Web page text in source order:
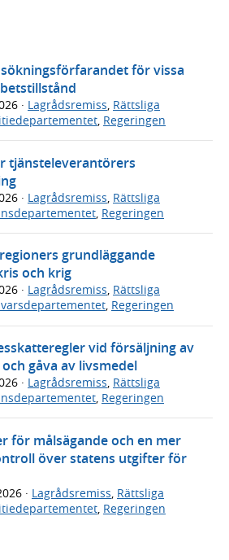
för vissa
· Lagrådsremiss, Rättsliga
, Regeringen
tjänsteleverantörers
· Lagrådsremiss, Rättsliga
, Regeringen
grundläggande
och krig
· Lagrådsremiss, Rättsliga
, Regeringen
vid försäljning av
gåva av livsmedel
· Lagrådsremiss, Rättsliga
, Regeringen
för målsägande och en mer
över statens utgifter för
· Lagrådsremiss Rättsliga
Regeringen